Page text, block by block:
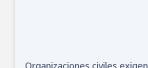
Organizaciones civiles exigen